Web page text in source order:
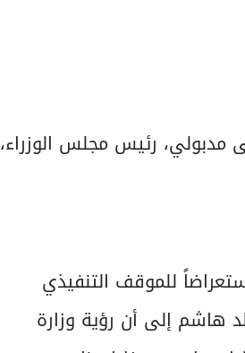
مدبولي، رئيس مجلس الوزراء،
للموقف التنفيذي
أشار المُهندس خالد هاشم إلى أن رؤية وزارة